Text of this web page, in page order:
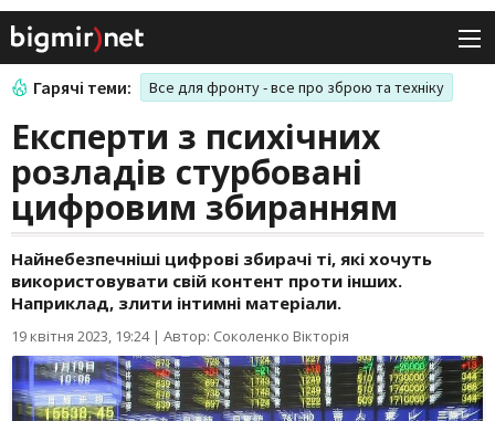
Гарячі теми: Все для фронту - все про зброю та техніку
Експерти з психічних
розладів стурбовані
цифровим збиранням
Найнебезпечніші цифрові збирачі ті, які хочуть
використовувати свій контент проти інших.
Наприклад, злити інтимні матеріали.
19 квітня 2023, 19:24| Автор: Соколенко Вікторія